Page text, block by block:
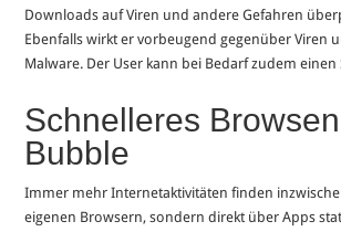
Downloads auf Viren und andere Gefahren
Ebenfalls wirkt er vorbeugend gegenüber Viren
Malware. Der User kann bei Bedarf zudem
Schnelleres
Bubble
Immer mehr Internetaktivitäten finden
eigenen Browsern, sondern direkt über Apps